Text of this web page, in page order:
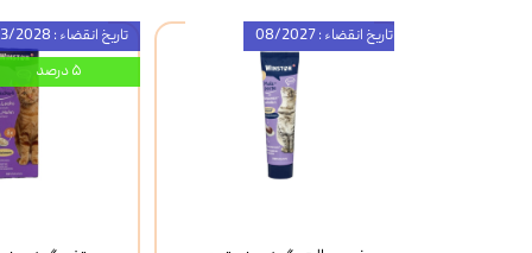
تاریخ انقضاء : 03/2028
۵ درصد
تاریخ انقضاء : 08/2027